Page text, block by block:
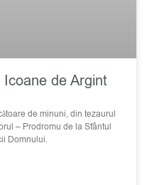
de Argint
de minuni, din tezaurul
– Prodromu de la Sfântul
Domnului.